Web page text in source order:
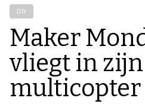
DIY
Maker
vliegt in zijn
multicopter